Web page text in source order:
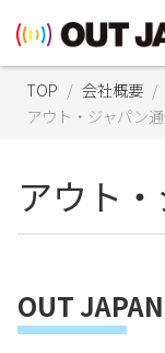
TOP 会社概要
アウト・ジャパン
アウト
OUT